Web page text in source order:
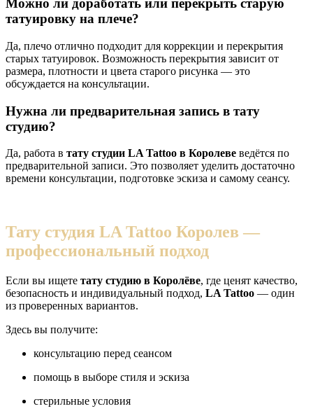
Можно ли доработать или перекрыть старую
татуировку на плече?
Да, плечо отлично подходит для коррекции и перекрытия
старых татуировок. Возможность перекрытия зависит от
размера, плотности и цвета старого рисунка — это
обсуждается на консультации.
Нужна ли предварительная запись в тату
студию?
Да, работа в тату студии LA Tattoo в Королеве ведётся по
предварительной записи. Это позволяет уделить достаточно
времени консультации, подготовке эскиза и самому сеансу.
Тату студия LA Tattoo Королев —
профессиональный подход
Если вы ищете тату студию в Королёве, где ценят качество,
безопасность и индивидуальный подход, LA Tattoo — один
из проверенных вариантов.
Здесь вы получите:
консультацию перед сеансом
помощь в выборе стиля и эскиза
стерильные условия